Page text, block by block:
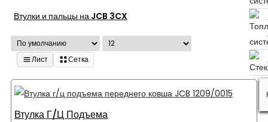
Втулки и пальцы на JCB 3CX
Лист Сетка
Втулка Г/ц Подъема